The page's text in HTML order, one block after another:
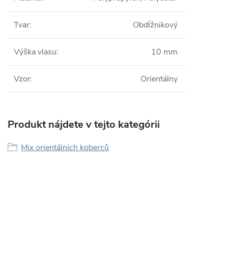
Tvar: Obdĺžnikový
Výška vlasu: 10 mm
Vzor: Orientálny
Produkt nájdete v tejto kategórii
Mix orientálních koberců